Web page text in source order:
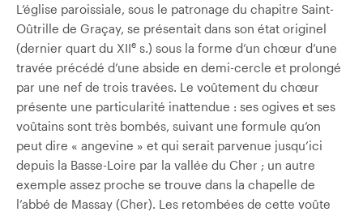
L’église paroissiale, sous le patronage du chapitre Saint-
Oûtrille de Graçay, se présentait dans son état originel
(dernier quart du XIIe s.) sous la forme d’un chœur d’une
travée précédé d’une abside en demi-cercle et prolongé
par une nef de trois travées. Le voûtement du chœur
présente une particularité inattendue : ses ogives et ses
voûtains sont très bombés, suivant une formule qu’on
peut dire « angevine » et qui serait parvenue jusqu’ici
depuis la Basse-Loire par la vallée du Cher ; un autre
exemple assez proche se trouve dans la chapelle de
l’abbé de Massay (Cher). Les retombées de cette voûte